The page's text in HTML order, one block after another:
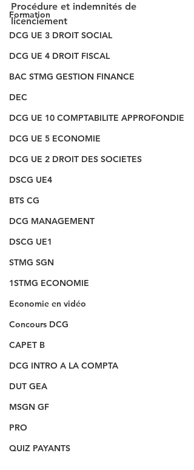
Formation
DCG UE 3 DROIT SOCIAL
DCG UE 4 DROIT FISCAL
BAC STMG GESTION FINANCE
DEC
DCG UE 10 COMPTABILITE APPROFONDIE
DCG UE 5 ECONOMIE
DCG UE 2 DROIT DES SOCIETES
DSCG UE4
BTS CG
DCG MANAGEMENT
DSCG UE1
STMG SGN
1STMG ECONOMIE
Economie en vidéo
Concours DCG
CAPET B
DCG INTRO A LA COMPTA
DUT GEA
MSGN GF
PRO
QUIZ PAYANTS
Procédure et indemnités de
licenciement